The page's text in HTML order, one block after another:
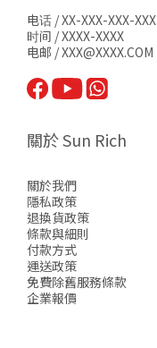
电话 / XX-XXX-XXX-XXX
时间 / XXXX-XXXX
电邮 / XXX@XXXX.COM
關於 Sun Rich
關於我們
隱私政策
退換貨政策
條款與細則
付款方式
運送政策
免費除舊服務條款
企業報價